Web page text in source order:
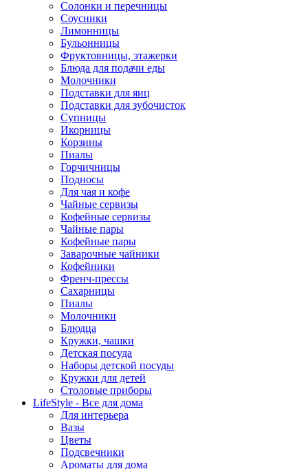
Солонки и перечницы
Соусники
Лимонницы
Бульонницы
Фруктовницы, этажерки
Блюда для подачи еды
Молочники
Подставки для яиц
Подставки для зубочисток
Супницы
Икорницы
Корзины
Пиалы
Горчичницы
Подносы
Для чая и кофе
Чайные сервизы
Кофейные сервизы
Чайные пары
Кофейные пары
Заварочные чайники
Кофейники
Френч-прессы
Сахарницы
Пиалы
Молочники
Блюдца
Кружки, чашки
Детская посуда
Наборы детской посуды
Кружки для детей
Столовые приборы
LifeStyle - Все для дома
Для интерьера
Вазы
Цветы
Подсвечники
Ароматы для дома